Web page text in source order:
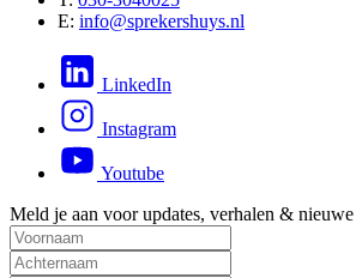
E: info@sprekershuys.nl
LinkedIn
Instagram
Youtube
Meld je aan voor updates, verhalen & nieuwe